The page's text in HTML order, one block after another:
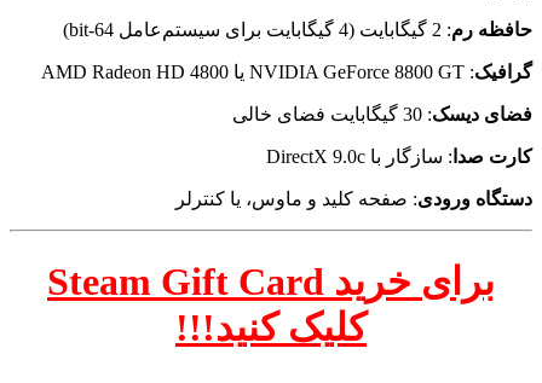
حافظه رم: 2 گیگابایت (4 گیگابایت برای سیستم‌عامل 64-bit)
گرافیک: NVIDIA GeForce 8800 GT یا AMD Radeon HD 4800
فضای دیسک: 30 گیگابایت فضای خالی
کارت صدا : سازگار با DirectX 9.0c
دستگاه ورودی: صفحه کلید و ماوس، یا کنترلر
برای خرید Steam Gift Card
کلیک کنید!!!